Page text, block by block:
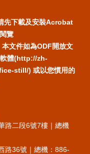
先下載及安裝Acrobat
覽
文件如為ODF開放文
軟體(http://zh-
still/) 或以您慣用的
路二段6號7樓｜總機
路36號｜總機：886-